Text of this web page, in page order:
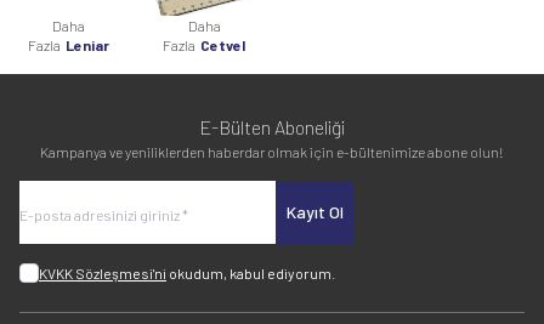
Daha
Fazla Leniar
Daha
Fazla Cetvel
E-Bülten Aboneliği
Kampanya ve yeniliklerden haberdar olmak için e-bültenimize abone olun!
Kayıt Ol
KVKK Sözleşmesi'ni okudum, kabul ediyorum.